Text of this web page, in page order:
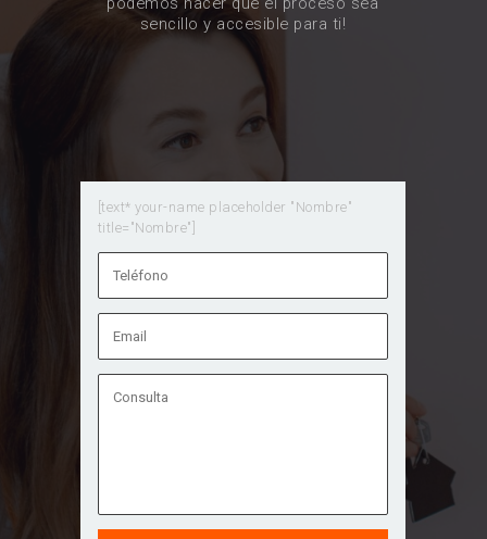
sencillo y accesible para ti!
[text* your-name placeholder "Nombre"
title="Nombre"]